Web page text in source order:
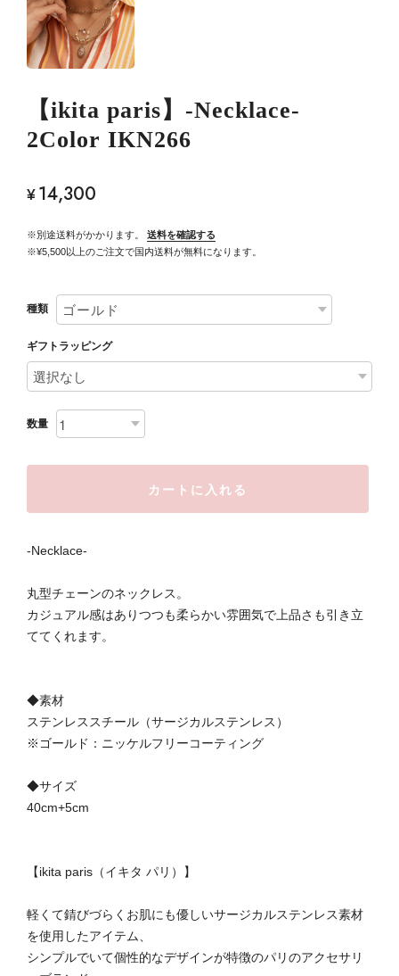
【ikita paris】-Necklace-
2Color IKN266
¥14,300
※別途送料がかかります。
送料を確認する
※¥5,500以上のご注文で国内送料が無料になります。
種類
ギフトラッピング
数量
カートに入れる
-Necklace-
丸型チェーンのネックレス。
カジュアル感はありつつも柔らかい雰囲気で上品さも引き立
ててくれます。
◆素材
ステンレススチール（サージカルステンレス）
※ゴールド：ニッケルフリーコーティング
◆サイズ
40cm+5cm
【ikita paris（イキタ パリ）】
軽くて錆びづらくお肌にも優しいサージカルステンレス素材
を使用したアイテム、
シンプルでいて個性的なデザインが特徴のパリのアクセサリ